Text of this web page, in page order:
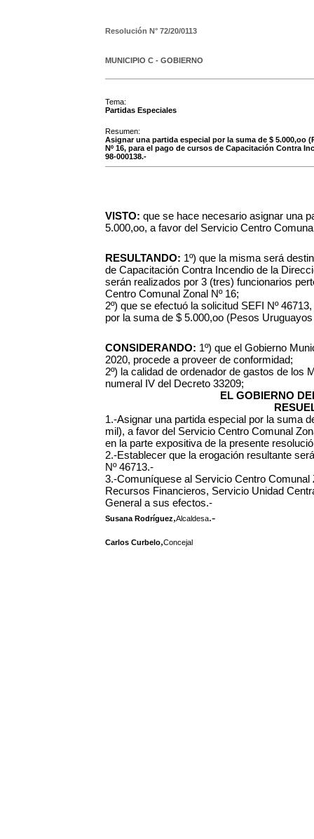
Resolución N° 72/20/0113
MUNICIPIO C - GOBIERNO
Tema:
Partidas Especiales
Resumen:
Asignar una partida especial por la suma de $ 5.000,oo
Nº 16, para el pago de cursos de Capacitación Contra
98-000138.-
VISTO: que se hace necesario asignar una
5.000,oo, a favor del Servicio Centro
RESULTANDO: 1º) que la misma será
de Capacitación Contra Incendio de la
serán realizados por 3 (tres) funcionarios
Centro Comunal Zonal Nº 16;
2º) que se efectuó la solicitud SEFI Nº
por la suma de $ 5.000,oo (Pesos
CONSIDERANDO: 1º) que el Gobierno
2020, procede a proveer de conformidad;
2º) la calidad de ordenador de gastos de los
numeral IV del Decreto 33209;
EL GOBIERNO
1.-Asignar una partida especial por la suma
mil), a favor del Servicio Centro Comunal
en la parte expositiva de la presente
2.-Establecer que la erogación resultante
Nº 46713.-
3.-Comuníquese al Servicio Centro Comunal
Recursos Financieros, Servicio Unidad
General a sus efectos.-
Susana Rodríguez,Alcaldesa.-
Carlos Curbelo,Concejal